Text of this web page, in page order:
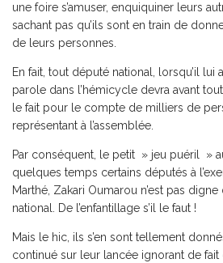
une foire s’amuser, enquiquiner leurs
sachant pas qu’ils sont en train de
de leurs personnes.
En fait, tout député national, lorsqu’il lui
parole dans l’hémicycle devra avant
le fait pour le compte de milliers de
représentant à l’assemblée.
Par conséquent, le petit » jeu puéril »
quelques temps certains députés à
Marthé, Zakari Oumarou n’est pas
national. De l’enfantillage s’il le faut !
Mais le hic, ils s’en sont tellement
continué sur leur lancée ignorant de fait